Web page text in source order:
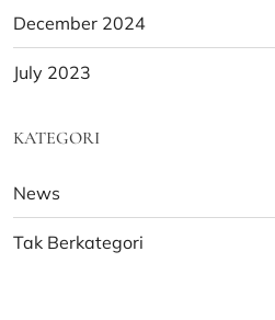
December 2024
July 2023
KATEGORI
News
Tak Berkategori